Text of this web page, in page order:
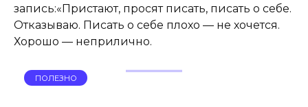
запись:«Пристают, просят писать, писать о себе.
Отказываю. Писать о себе плохо — не хочется.
Хорошо — неприлично.
ПОЛЕЗНО